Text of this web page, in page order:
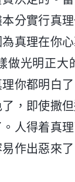
分實行真
真理在你
做光明正
你都明白
，即使撒
人得着真
作出惡來